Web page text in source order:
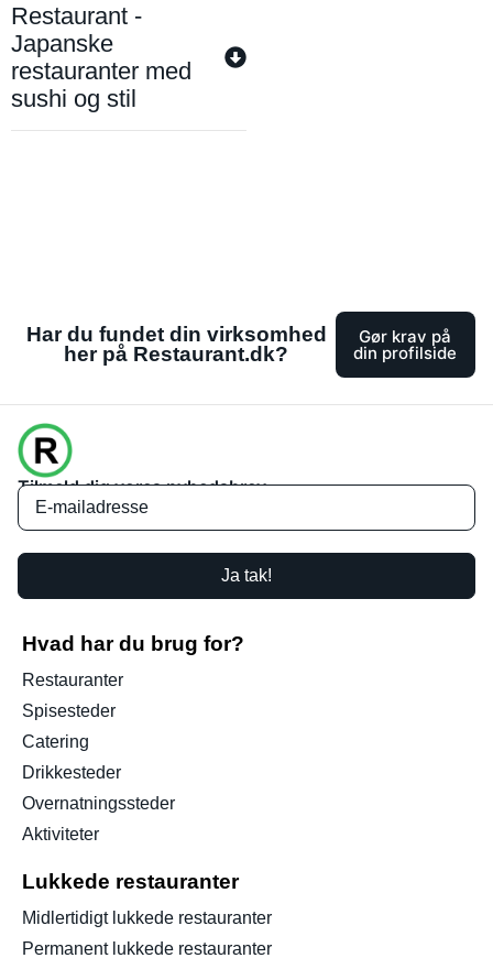
Restaurant -
Japanske
restauranter med
sushi og stil
Har du fundet din virksomhed
her på Restaurant.dk?
Gør krav på
din profilside
Tilmeld dig vores nyhedsbrev
Ja tak!
Hvad har du brug for?
Restauranter
Spisesteder
Catering
Drikkesteder
Overnatningssteder
Aktiviteter
Lukkede restauranter
Midlertidigt lukkede restauranter
Permanent lukkede restauranter